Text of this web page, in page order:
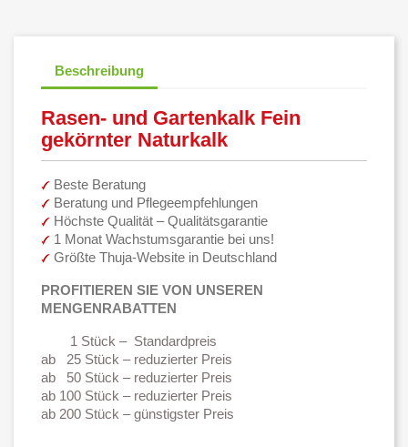
Beschreibung
Rasen- und Gartenkalk Fein
gekörnter Naturkalk
Beste Beratung
Beratung und Pflegeempfehlungen
Höchste Qualität – Qualitätsgarantie
1 Monat Wachstumsgarantie bei uns!
Größte Thuja-Website in Deutschland
PROFITIEREN SIE VON UNSEREN
MENGENRABATTEN
1 Stück – Standardpreis
ab 25 Stück – reduzierter Preis
ab 50 Stück – reduzierter Preis
ab 100 Stück – reduzierter Preis
ab 200 Stück – günstigster Preis